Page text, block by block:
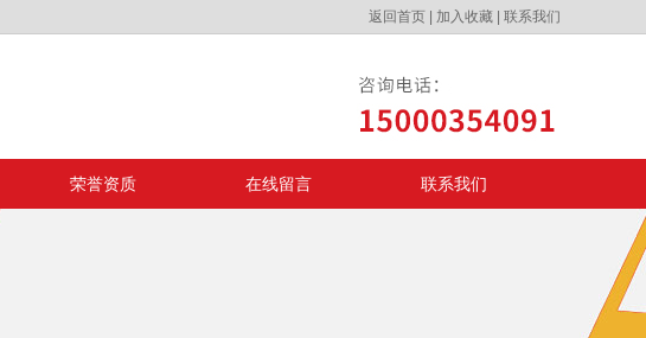
返回首页 加入收藏 联系我们
荣誉资质 在线留言 联系我们